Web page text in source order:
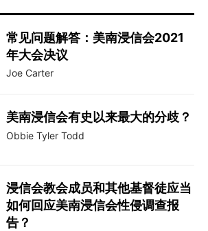
常见问题解答：美南浸信会2021
年大会决议
Joe Carter
美南浸信会有史以来最大的分歧？
Obbie Tyler Todd
浸信会教会成员和其他基督徒应当
如何回应美南浸信会性侵调查报
告？